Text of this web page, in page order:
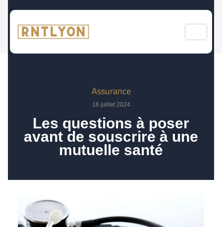
Assurance
16 juillet 2024
Les questions à poser
avant de souscrire à une
mutuelle santé